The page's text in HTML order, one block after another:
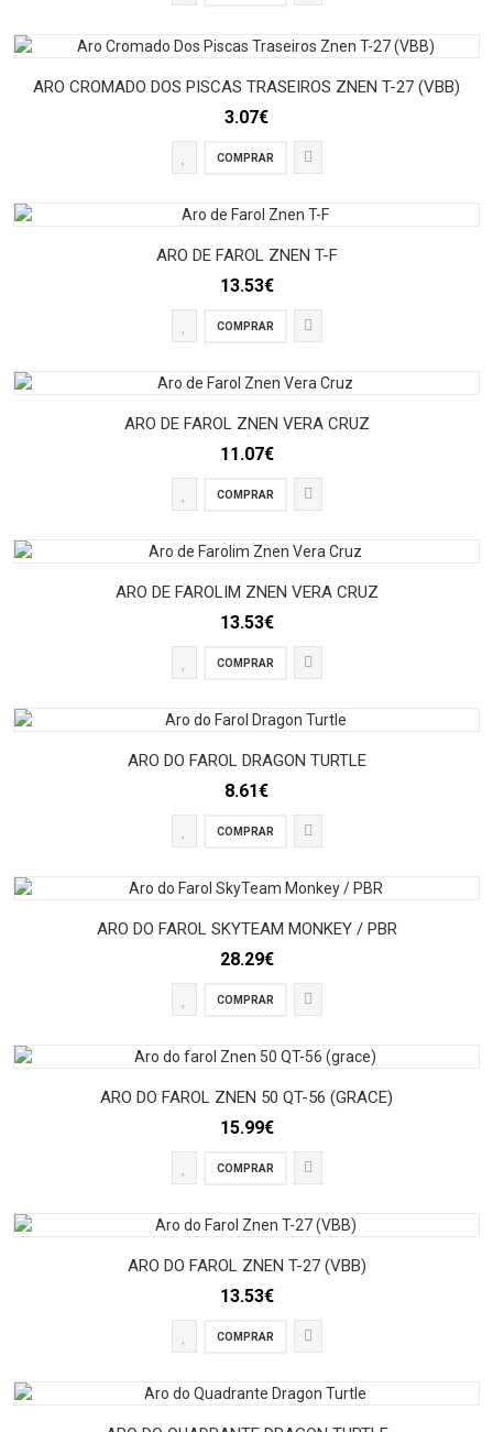
ARO CROMADO DOS PISCAS TRASEIROS ZNEN T-27 (VBB)
3.07€
COMPRAR
ARO DE FAROL ZNEN T-F
13.53€
COMPRAR
ARO DE FAROL ZNEN VERA CRUZ
11.07€
COMPRAR
ARO DE FAROLIM ZNEN VERA CRUZ
13.53€
COMPRAR
ARO DO FAROL DRAGON TURTLE
8.61€
COMPRAR
ARO DO FAROL SKYTEAM MONKEY / PBR
28.29€
COMPRAR
ARO DO FAROL ZNEN 50 QT-56 (GRACE)
15.99€
COMPRAR
ARO DO FAROL ZNEN T-27 (VBB)
13.53€
COMPRAR